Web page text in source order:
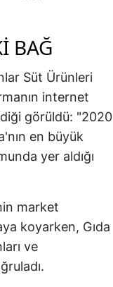
BAĞ
Süt Ürünleri
internet
görüldü: "2020
en büyük
yer aldığı
market
koyarken, Gıda
ve